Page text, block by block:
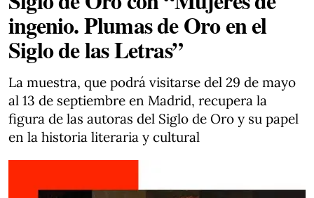
ingenio. Plumas de Oro en el
Siglo de las Letras”
La muestra, que podrá visitarse del 29 de mayo
al 13 de septiembre en Madrid, recupera la
figura de las autoras del Siglo de Oro y su papel
en la historia literaria y cultural